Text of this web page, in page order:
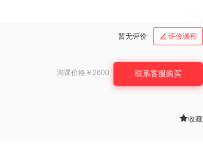
暂无评价  评价课程
淘课价格 ￥2600 联系客服购买
收藏